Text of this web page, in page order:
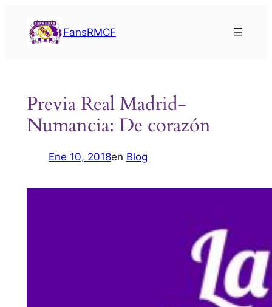
contenido
FansRMCF
Previa Real Madrid-
Numancia: De corazón
Ene 10, 2018en Blog